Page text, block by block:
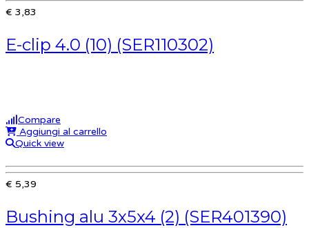
€ 3,83
E-clip 4.0 (10) (SER110302)
Compare
Aggiungi al carrello
Quick view
€ 5,39
Bushing alu 3x5x4 (2) (SER401390)